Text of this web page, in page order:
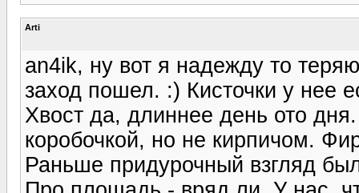
Arti
an4ik, ну вот я надежду то
заход пошел. :) Кисточки у нее
Хвост да, длиннее день ото
коробочкой, но не кирпичом.
Раньше придурочный взгляд